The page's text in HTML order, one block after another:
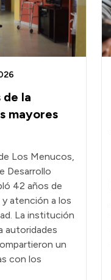
de la
mayores
Los Menucos,
Desarrollo
42 años de
atención a los
La institución
autoridades
un
con los